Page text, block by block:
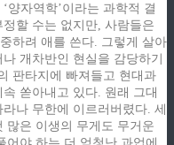
양자역학’이라는 과학적 결
할 수는 없지만, 사람들은
하려 애를 쓴다. 그렇게 살아
개차반인 현실을 감당하기
판타지에 빠져들고 현대과
쏟아내고 있다. 원래 그대
나 무한에 이르러버렸다. 세
많은 이생의 무게도 무거운